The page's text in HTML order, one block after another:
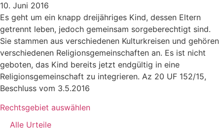
10. Juni 2016
Es geht um ein knapp dreijähriges Kind, dessen Eltern
getrennt leben, jedoch gemeinsam sorgeberechtigt sind.
Sie stammen aus verschiedenen Kulturkreisen und gehören
verschiedenen Religionsgemeinschaften an. Es ist nicht
geboten, das Kind bereits jetzt endgültig in eine
Religionsgemeinschaft zu integrieren. Az 20 UF 152/15,
Beschluss vom 3.5.2016
Rechtsgebiet auswählen
Alle Urteile